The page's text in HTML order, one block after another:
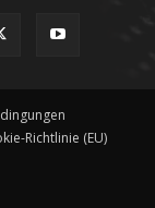
Richtlinie (EU)